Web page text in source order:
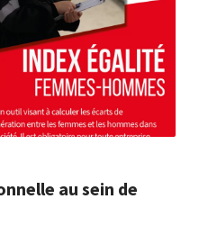
au sein de